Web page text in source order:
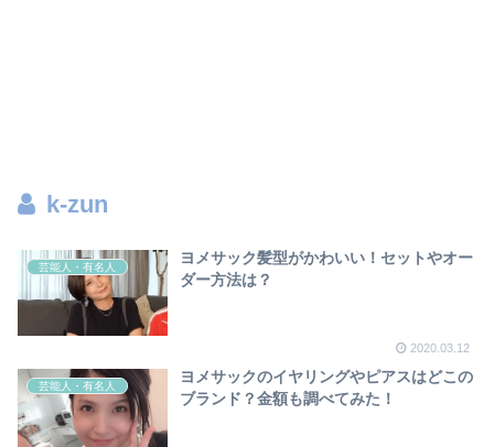
k-zun
芸能人・有名人
ヨメサック髪型がかわいい！セットやオー
ダー方法は？
2020.03.12
芸能人・有名人
ヨメサックのイヤリングやピアスはどこの
ブランド？金額も調べてみた！